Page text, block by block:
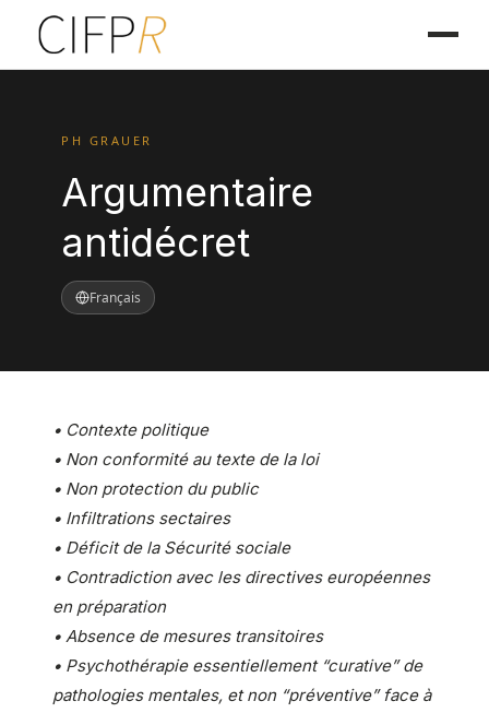
PH GRAUER
Argumentaire
antidécret
Français
• Contexte politique
• Non conformité au texte de la loi
• Non protection du public
• Infiltrations sectaires
• Déficit de la Sécurité sociale
• Contradiction avec les directives européennes
en préparation
• Absence de mesures transitoires
• Psychothérapie essentiellement “curative” de
pathologies mentales, et non “préventive” face à